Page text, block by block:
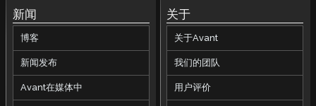
新闻
博客
新闻发布
Avant在媒体中
关于
关于Avant
我们的团队
用户评价